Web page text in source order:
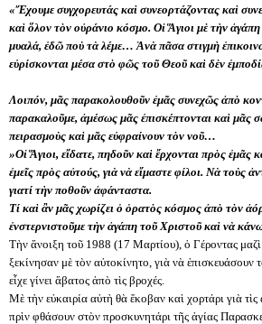
«Ἔχουμε συγχορευτάς καὶ συνεορτάζοντας καὶ
καὶ ὅλον τὸν οὐράνιο κόσμο. Οἱ Ἅγιοι μὲ τὴν
μυαλά, ἐδῶ ποὺ τὰ λέμε… Ἀνὰ πᾶσα στιγμὴ
εὑρίσκονται μέσα στὸ φῶς τοῦ Θεοῦ καὶ δὲν
Λοιπόν, μᾶς παρακολουθοῦν ἐμᾶς συνεχῶς ἀπὸ
παρακαλοῦμε, ἀμέσως μᾶς ἐπισκέπτονται καὶ μᾶς
πειρασμοὺς καὶ μᾶς εὐφραίνουν τὸν νοῦ…
»Οἱ Ἅγιοι, εἴδατε, πηδοῦν καὶ ἔρχονται πρὸς ἐμᾶς
ἐμεῖς πρὸς αὐτούς, γιὰ νὰ εἴμαστε φίλοι. Νὰ τοὺς
γιατί τὴν ποθοῦν ἀφάνταστα.
Τί καὶ ἂν μᾶς χωρίζει ὁ ὁρατὸς κόσμος ἀπὸ τὸν
ἐνστερνιστοῦμε τὴν ἀγάπη τοῦ Χριστοῦ καὶ νὰ
Τὴν ἄνοιξη τοῦ 1988 (17 Μαρτίου), ὁ Γέροντας
ξεκίνησαν μὲ τὸν αὐτοκίνητο, γιὰ νὰ
εἶχε γίνει ἄβατος ἀπὸ τὶς βροχές.
Μὲ τὴν εὐκαιρία αὐτὴ θὰ ἔκοβαν καὶ χορτάρι γιὰ
πρὶν φθάσουν στὸν προσκυνητάρι τῆς ἁγίας